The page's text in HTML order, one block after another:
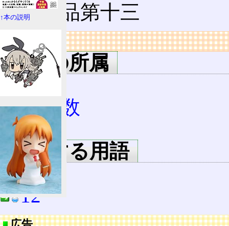
勧持品第十三
リンク
用語の所属
整数
自然数
偶数
関連する用語
13
12
↑本の説明